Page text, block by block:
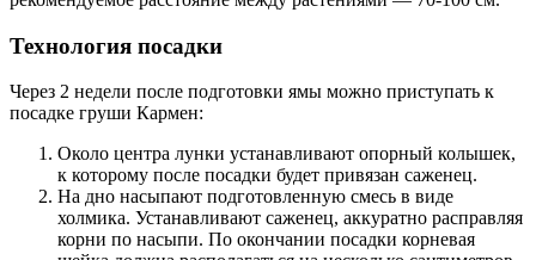
Технология посадки
Через 2 недели после подготовки ямы можно приступать к
посадке груши Кармен:
Около центра лунки устанавливают опорный колышек,
к которому после посадки будет привязан саженец.
На дно насыпают подготовленную смесь в виде
холмика. Устанавливают саженец, аккуратно расправляя
корни по насыпи. По окончании посадки корневая